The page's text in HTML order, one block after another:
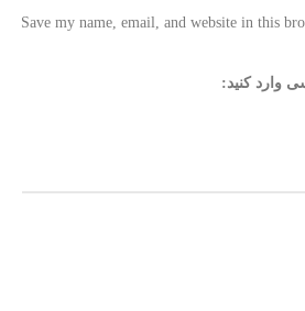
Save my name, email, and website in this
وارد کنید: